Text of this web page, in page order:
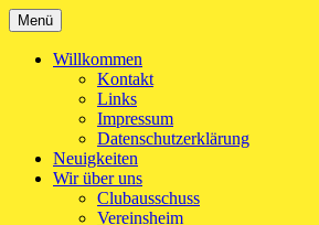
Zum
Inhalt
springen
Kanu-Club Turngemeinde München e.V.
Kanu fahren in München
Menü
Willkommen
Kontakt
Links
Impressum
Datenschutzerklärung
Neuigkeiten
Wir über uns
Clubausschuss
Vereinsheim